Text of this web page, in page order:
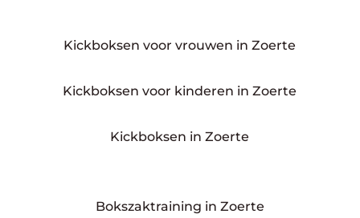
Kickboksen voor vrouwen in Zoerte
Kickboksen voor kinderen in Zoerte
Kickboksen in Zoerte
Bokszaktraining in Zoerte